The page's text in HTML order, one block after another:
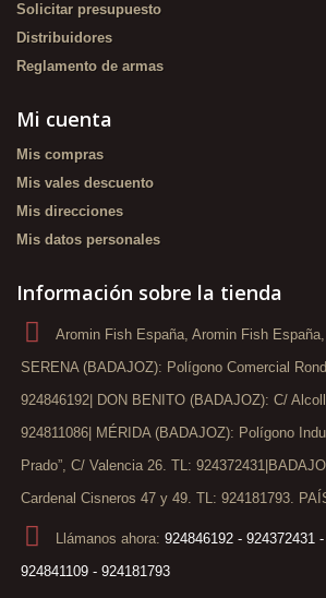
Solicitar presupuesto
Distribuidores
Reglamento de armas
Mi cuenta
Mis compras
Mis vales descuento
Mis direcciones
Mis datos personales
Información sobre la tienda
Aromin Fish España, Aromin Fish
SERENA (BADAJOZ): Polígono Comercial
924846192| DON BENITO (BADAJOZ): C/
924811086| MÉRIDA (BADAJOZ): Polígono
Prado”, C/ Valencia 26. TL:
Cardenal Cisneros 47 y 49. TL: 924181793.
Llámanos ahora: 924846192 - 924372431
924841109 - 924181793